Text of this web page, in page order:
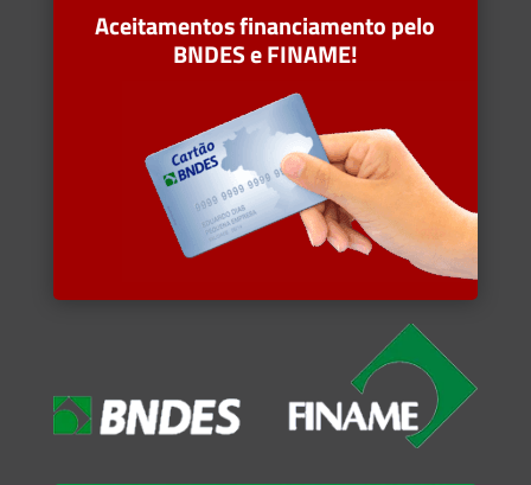
Aceitamentos financiamento pelo
BNDES e FINAME!